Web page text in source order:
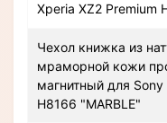
Xperia XZ2 Premium
Чехол книжка из
мраморной кожи
магнитный для Sony
H8166 "MARBLE"